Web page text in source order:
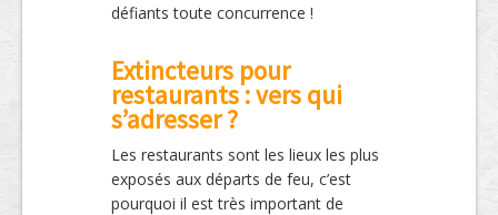
défiants toute concurrence !
Extincteurs pour
restaurants : vers qui
s’adresser ?
Les restaurants sont les lieux les plus
exposés aux départs de feu, c’est
pourquoi il est très important de